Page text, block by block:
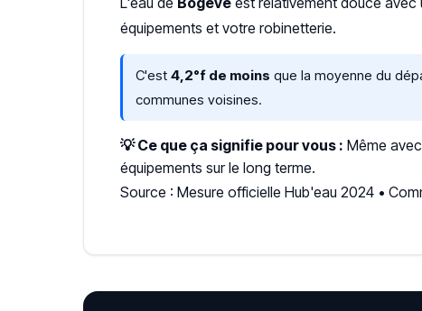
équipements et votre robinetterie.
C'est 4,2°f de moins que la moyenne du
communes voisines.
💡 Ce que ça signifie pour vous : Même
équipements sur le long terme.
Source : Mesure officielle Hub'eau 2024 •